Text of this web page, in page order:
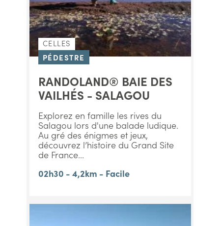
CELLES
PÉDESTRE
RANDOLAND® BAIE DES
VAILHÉS - SALAGOU
Explorez en famille les rives du
Salagou lors d'une balade ludique.
Au gré des énigmes et jeux,
découvrez l’histoire du Grand Site
de France...
02h30 - 4,2km - Facile